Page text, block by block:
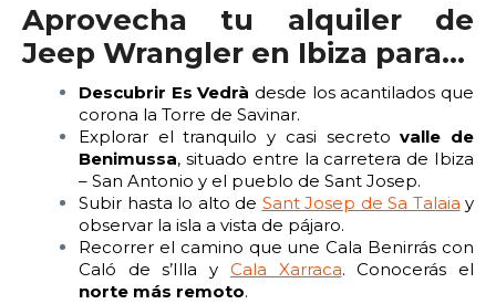
Aprovecha tu alquiler de
Jeep Wrangler en Ibiza para…
Descubrir Es Vedrà desde los acantilados que
corona la Torre de Savinar.
Explorar el tranquilo y casi secretovalle de
Benimussa, situado entre la carretera de Ibiza
– San Antonio y el pueblo de Sant Josep.
Subir hasta lo alto de Sant Josep de Sa Talaia y
observar la isla a vista de pájaro.
Recorrer el camino que une Cala Benirrás con
Caló de s’Illa y Cala Xarraca. Conocerás el
norte más remoto.